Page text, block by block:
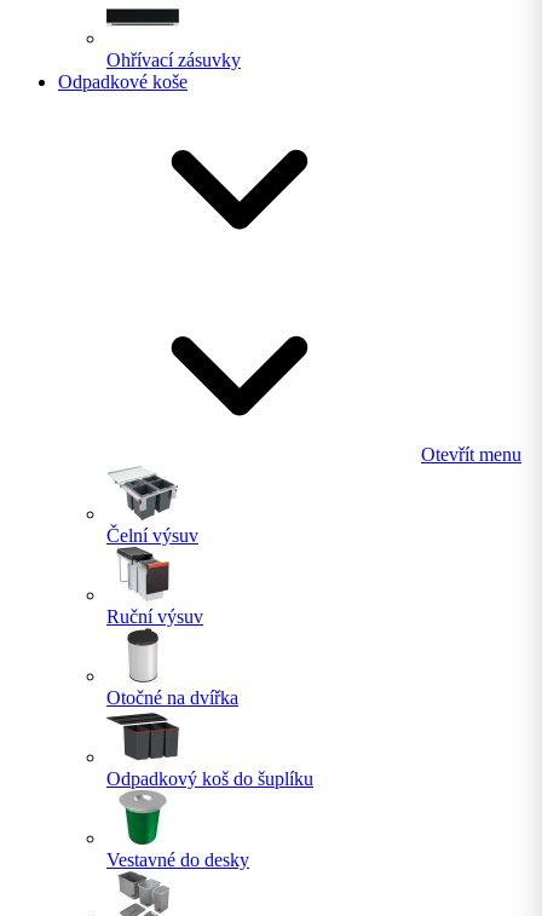
Ohřívací zásuvky
Odpadkové koše
Otevřít menu
Čelní výsuv
Ruční výsuv
Otočné na dvířka
Odpadkový koš do šuplíku
Vestavné do desky